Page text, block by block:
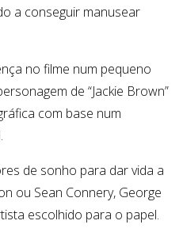
a conseguir manusear
no filme num pequeno
de “Jackie Brown”
com base num
de sonho para dar vida a
ou Sean Connery, George
escolhido para o papel.